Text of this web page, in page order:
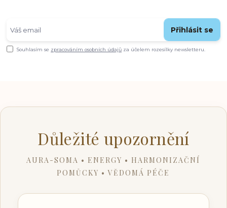
Přihlásit se
Souhlasím se zpracováním osobních údajů za účelem rozesílky newsletteru.
Důležité upozornění
AURA-SOMA • ENERGY • HARMONIZAČNÍ
POMŮCKY • VĚDOMÁ PÉČE